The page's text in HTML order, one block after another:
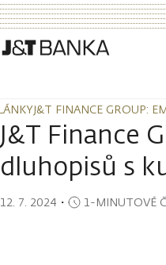
J&T FINANCE GROUP:
J&T FINANCE GROUP:
J&T Finance
dluhopisů s
12. 7. 2024 ・ 1-MINUTOVÉ